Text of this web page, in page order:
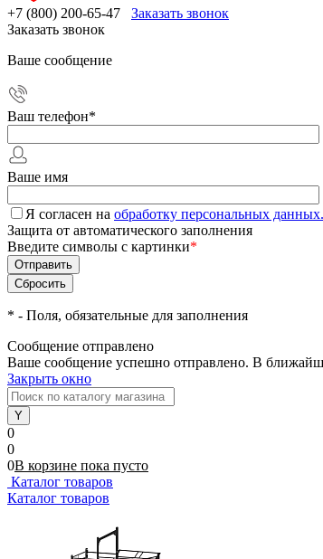
+7 (800) 200-65-47
Заказать звонок
Заказать звонок
Ваше сообщение
Ваш телефон*
Ваше имя
Я согласен на обработку персональных данных.
Защита от автоматического заполнения
Введите символы с картинки*
* - Поля, обязательные для заполнения
Сообщение отправлено
Ваше сообщение успешно отправлено. В
Закрыть окно
0
0
0В корзине пока пусто
Каталог товаров
Каталог товаров